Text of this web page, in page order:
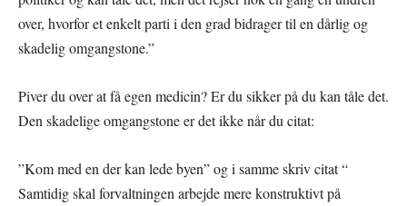
over, hvorfor et enkelt parti i den grad bidrager til en dårlig og
skadelig omgangstone.”
Piver du over at få egen medicin? Er du sikker på du kan tåle det.
Den skadelige omgangstone er det ikke når du citat:
”Kom med en der kan lede byen” og i samme skriv citat “
Samtidig skal forvaltningen arbejde mere konstruktivt på